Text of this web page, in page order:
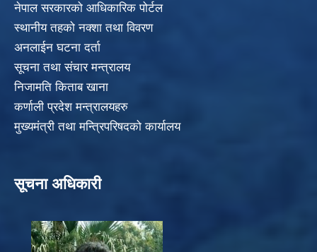
नेपाल सरकारको आधिकारिक पोर्टल
स्थानीय तहको नक्शा तथा विवरण
अनलाईन घटना दर्ता
सूचना तथा संचार मन्त्रालय
निजामति किताब खाना
कर्णाली प्रदेश मन्त्रालयहरु
मुख्यमंत्री तथा मन्त्रिपरिषदको कार्यालय
सूचना अधिकारी